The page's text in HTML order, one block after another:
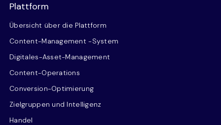
Plattform
Übersicht über die Plattform
Content-Management -System
Digitales-Asset-Management
Content-Operations
Conversion-Optimierung
Zielgruppen und Intelligenz
Handel